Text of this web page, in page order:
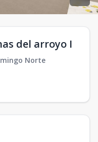
del arroyo I
Norte